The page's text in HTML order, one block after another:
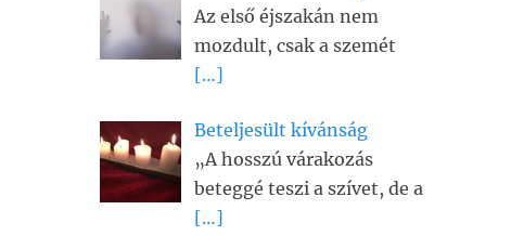
Az első éjszakán nem
mozdult, csak a szemét
[…]
Beteljesült kívánság
„A hosszú várakozás
beteggé teszi a szívet, de a
[…]